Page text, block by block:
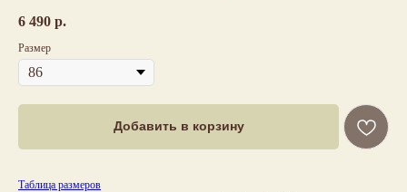
6 490 р.
Размер
Добавить в корзину
Таблица размеров